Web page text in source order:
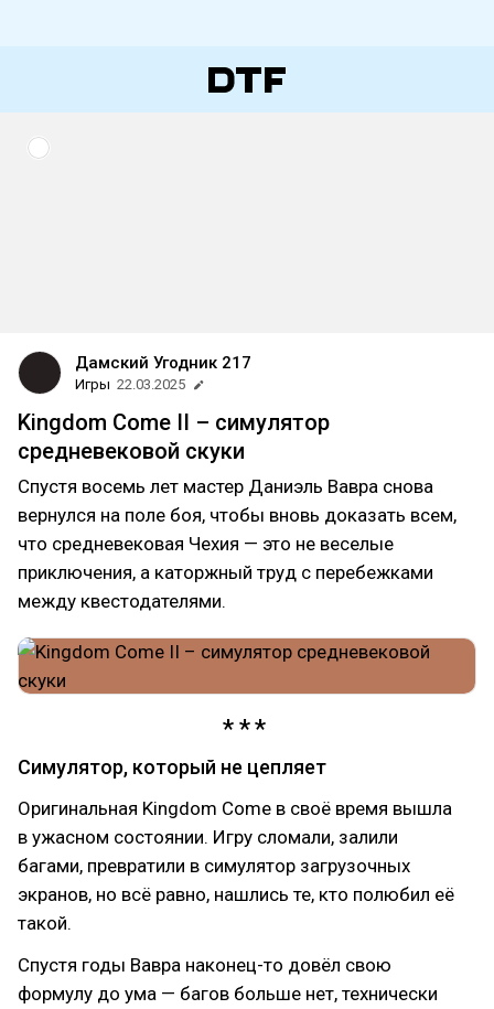
Дамский Угодник 217
Игры 22.03.2025
Kingdom Come II – симулятор
средневековой скуки
Спустя восемь лет мастер Даниэль Вавра снова
вернулся на поле боя, чтобы вновь доказать всем,
что средневековая Чехия — это не веселые
приключения, а каторжный труд с перебежками
между квестодателями.
Симулятор, который не цепляет
Оригинальная Kingdom Come в своё время вышла
в ужасном состоянии. Игру сломали, залили
багами, превратили в симулятор загрузочных
экранов, но всё равно, нашлись те, кто полюбил её
такой.
Спустя годы Вавра наконец-то довёл свою
формулу до ума — багов больше нет, технически